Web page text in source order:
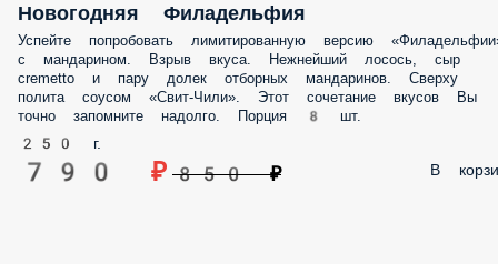
Новогодняя Филадельфия
Успейте попробовать лимитированную версию
с мандарином. Взрыв вкуса. Нежнейший лосось, сыр
cremetto и пару долек отборных мандаринов. Сверху
полита соусом «Свит-Чили». Этот сочетание вкусов Вы
точно запомните надолго. Порция 8 шт.
250 г.
790 ₽ 850 ₽ В